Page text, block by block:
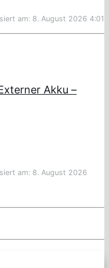
am: 8. August 2026 4:01
Akku –
am: 8. August 2026